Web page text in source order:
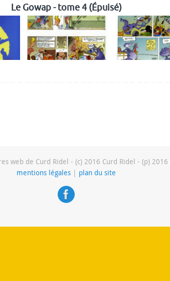
Le Gowap - tome 4 (Épuisé)
web de Curd Ridel - (c) 2016 Curd Ridel - (p) 2016
mentions légales | plan du site